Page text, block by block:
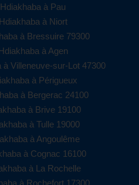
à Pau
à Niort
à Bressuire 79300
à Agen
à Villeneuve-sur-Lot 47300
à Périgueux
à Bergerac 24100
à Brive 19100
à Tulle 19000
à Angoulême
à Cognac 16100
à La Rochelle